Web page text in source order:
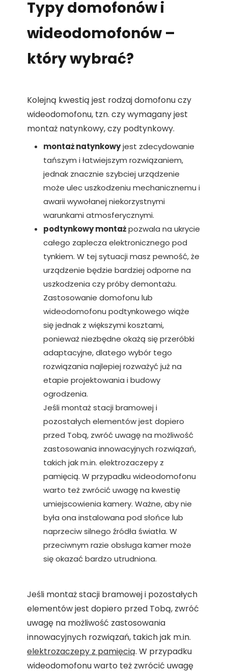
Typy domofonów i
wideodomofonów –
który wybrać?
Kolejną kwestią jest rodzaj domofonu czy
wideodomofonu, tzn. czy wymagany jest
montaż natynkowy, czy podtynkowy.
montaż natynkowyjest zdecydowanie
tańszym i łatwiejszym rozwiązaniem,
jednak znacznie szybciej urządzenie
może ulec uszkodzeniu mechanicznemu i
awarii wywołanej niekorzystnymi
warunkami atmosferycznymi.
podtynkowy montażpozwala na ukrycie
całego zaplecza elektronicznego pod
tynkiem. W tej sytuacji masz pewność, że
urządzenie będzie bardziej odporne na
uszkodzenia czy próby demontażu.
Zastosowanie domofonu lub
wideodomofonu podtynkowego wiąże
się jednak z większymi kosztami,
ponieważ niezbędne okażą się przeróbki
adaptacyjne, dlatego wybór tego
rozwiązania najlepiej rozważyć już na
etapie projektowania i budowy
ogrodzenia.
Jeśli montaż stacji bramowej i
pozostałych elementów jest dopiero
przed Tobą, zwróć uwagę na możliwość
zastosowania innowacyjnych rozwiązań,
takich jak m.in. elektrozaczepy z
pamięcią. W przypadku wideodomofonu
warto też zwrócić uwagę na kwestię
umiejscowienia kamery. Ważne, aby nie
była ona instalowana pod słońce lub
naprzeciw silnego źródła światła. W
przeciwnym razie obsługa kamer może
się okazać bardzo utrudniona.
Jeśli montaż stacji bramowej i pozostałych
elementów jest dopiero przed Tobą, zwróć
uwagę na możliwość zastosowania
innowacyjnych rozwiązań, takich jak m.in.
elektrozaczepy z pamięcią. W przypadku
wideodomofonu warto też zwrócić uwagę